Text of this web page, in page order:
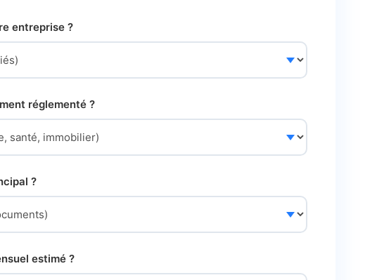
entreprise ?
réglementé ?
?
estimé ?